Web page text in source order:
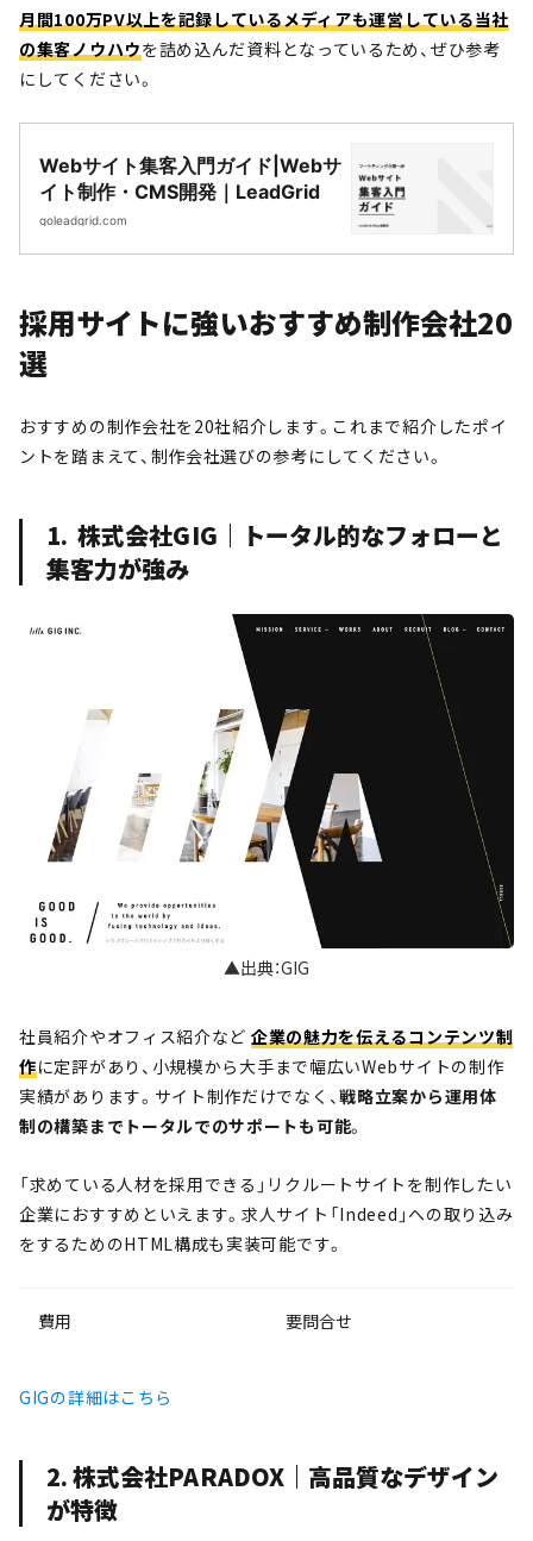
月間100万PV以上を記録しているメディアも運営している当社
の集客ノウハウを詰め込んだ資料となっているため、ぜひ参考
にしてください。
Webサイト集客入門ガイド|Webサ
イト制作・CMS開発｜LeadGrid
goleadgrid.com
採用サイトに強いおすすめ制作会社20
選
おすすめの制作会社を20社紹介します。これまで紹介したポイ
ントを踏まえて、制作会社選びの参考にしてください。
1. 株式会社GIG｜トータル的なフォローと
集客力が強み
▲出典：GIG
社員紹介やオフィス紹介など 企業の魅力を伝えるコンテンツ制
作に定評があり、小規模から大手まで幅広いWebサイトの制作
実績があります。サイト制作だけでなく、戦略立案から運用体
制の構築までトータルでのサポートも可能。
「求めている人材を採用できる」リクルートサイトを制作したい
企業におすすめといえます。求人サイト「Indeed」への取り込み
をするためのHTML構成も実装可能です。
費用 要問合せ
GIGの詳細はこちら
2. 株式会社PARADOX｜高品質なデザイン
が特徴